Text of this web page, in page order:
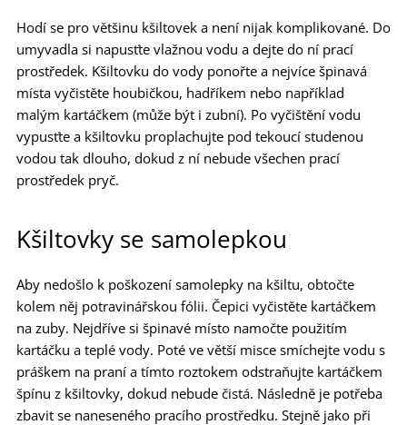
Hodí se pro většinu kšiltovek a není nijak komplikované. Do
umyvadla si napusťte vlažnou vodu a dejte do ní prací
prostředek. Kšiltovku do vody ponořte a nejvíce špinavá
místa vyčistěte houbičkou, hadříkem nebo například
malým kartáčkem (může být i zubní). Po vyčištění vodu
vypusťte a kšiltovku proplachujte pod tekoucí studenou
vodou tak dlouho, dokud z ní nebude všechen prací
prostředek pryč.
Kšiltovky se samolepkou
Aby nedošlo k poškození samolepky na kšiltu, obtočte
kolem něj potravinářskou fólii. Čepici vyčistěte kartáčkem
na zuby. Nejdříve si špinavé místo namočte použitím
kartáčku a teplé vody. Poté ve větší misce smíchejte vodu s
práškem na praní a tímto roztokem odstraňujte kartáčkem
špínu z kšiltovky, dokud nebude čistá. Následně je potřeba
zbavit se naneseného pracího prostředku. Stejně jako při